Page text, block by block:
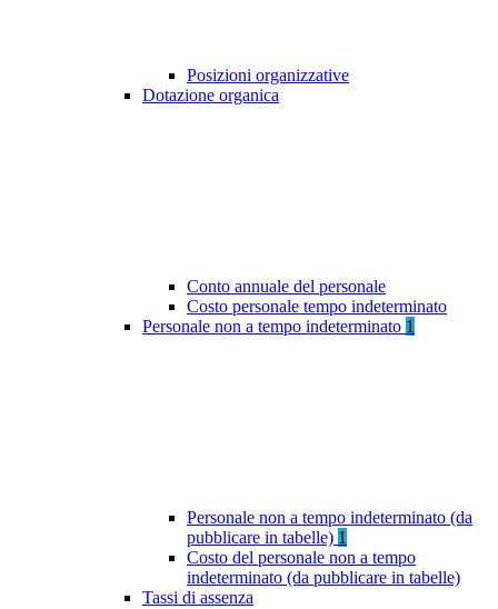
Posizioni organizzative
Dotazione organica
Conto annuale del personale
Costo personale tempo indeterminato
Personale non a tempo indeterminato 1
Personale non a tempo indeterminato (da
pubblicare in tabelle) 1
Costo del personale non a tempo
indeterminato (da pubblicare in tabelle)
Tassi di assenza